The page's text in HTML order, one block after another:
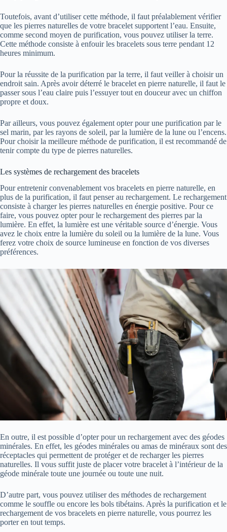
Toutefois, avant d’utiliser cette méthode, il faut préalablement vérifier
que les pierres naturelles de votre bracelet supportent l’eau. Ensuite,
comme second moyen de purification, vous pouvez utiliser la terre.
Cette méthode consiste à enfouir les bracelets sous terre pendant 12
heures minimum.
Pour la réussite de la purification par la terre, il faut veiller à choisir un
endroit sain. Après avoir déterré le bracelet en pierre naturelle, il faut le
passer sous l’eau claire puis l’essuyer tout en douceur avec un chiffon
propre et doux.
Par ailleurs, vous pouvez également opter pour une purification par le
sel marin, par les rayons de soleil, par la lumière de la lune ou l’encens.
Pour choisir la meilleure méthode de purification, il est recommandé de
tenir compte du type de pierres naturelles.
Les systèmes de rechargement des bracelets
Pour entretenir convenablement vos bracelets en pierre naturelle, en
plus de la purification, il faut penser au rechargement. Le rechargement
consiste à charger les pierres naturelles en énergie positive. Pour ce
faire, vous pouvez opter pour le rechargement des pierres par la
lumière. En effet, la lumière est une véritable source d’énergie. Vous
avez le choix entre la lumière du soleil ou la lumière de la lune. Vous
ferez votre choix de source lumineuse en fonction de vos diverses
préférences.
En outre, il est possible d’opter pour un rechargement avec des géodes
minérales. En effet, les géodes minérales ou amas de minéraux sont des
réceptacles qui permettent de protéger et de recharger les pierres
naturelles. Il vous suffit juste de placer votre bracelet à l’intérieur de la
géode minérale toute une journée ou toute une nuit.
D’autre part, vous pouvez utiliser des méthodes de rechargement
comme le souffle ou encore les bols tibétains. Après la purification et le
rechargement de vos bracelets en pierre naturelle, vous pourrez les
porter en tout temps.